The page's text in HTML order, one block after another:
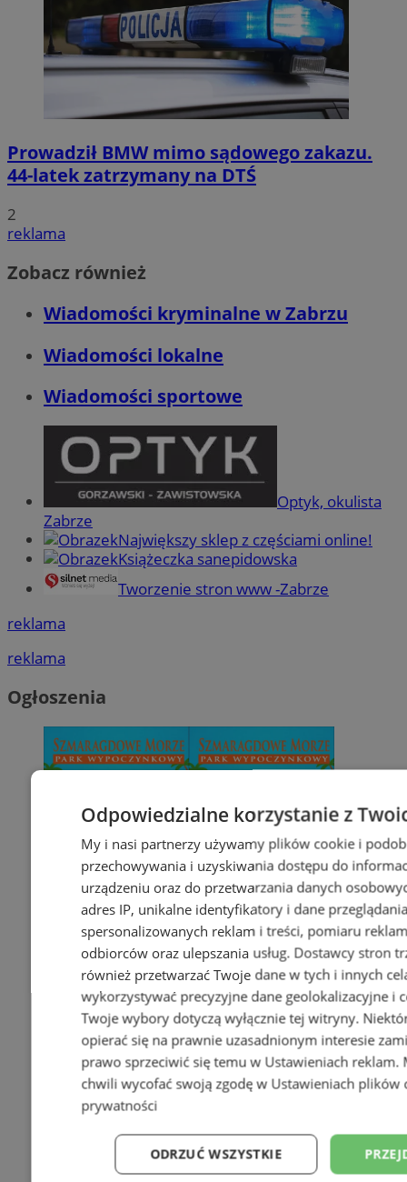
Prowadził BMW mimo sądowego zakazu.
44-latek zatrzymany na DTŚ
2
reklama
Zobacz również
Wiadomości kryminalne w Zabrzu
Wiadomości lokalne
Wiadomości sportowe
Optyk, okulista
Zabrze
Największy sklep z częściami online!
Książeczka sanepidowska
Tworzenie stron www -Zabrze
reklama
reklama
Ogłoszenia
Odpowiedzialne korzystanie z
My i nasi partnerzy używamy plików cookie i
przechowywania i uzyskiwania dostępu do
urządzeniu oraz do przetwarzania danych
adres IP, unikalne identyfikatory i dane
spersonalizowanych reklam i treści, pomiaru
odbiorców oraz ulepszania usług. Dostawcy stron
również przetwarzać Twoje dane w tych i innych
wykorzystywać precyzyjne dane geolokalizacyjne i
Twoje wybory dotyczą wyłącznie tej witryny.
opierać się na prawnie uzasadnionym interesie
prawo sprzeciwić się temu w Ustawieniach reklam.
chwili wycofać swoją zgodę w Ustawieniach plików
prywatności
ODRZUĆ WSZYSTKIE